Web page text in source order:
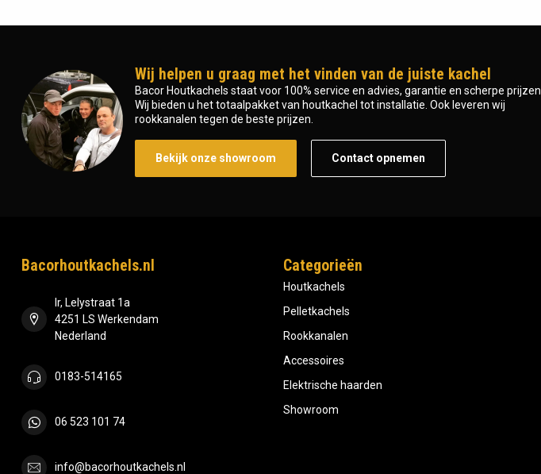
Wij helpen u graag met het vinden van de juiste kachel
Bacor Houtkachels staat voor 100% service en advies, garantie en scherpe prijzen.
Wij bieden u het totaalpakket van houtkachel tot installatie. Ook leveren wij
rookkanalen tegen de beste prijzen.
Bekijk onze showroom Contact opnemen
Bacorhoutkachels.nl
Ir, Lelystraat 1a
4251 LS Werkendam
Nederland
0183-514165
06 523 101 74
info@bacorhoutkachels.nl
Categorieën
Houtkachels
Pelletkachels
Rookkanalen
Accessoires
Elektrische haarden
Showroom